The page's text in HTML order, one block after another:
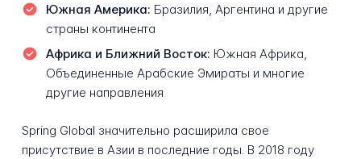
Южная Америка: Бразилия, Аргентина и другие
страны континента
Африка и Ближний Восток: Южная Африка,
Объединенные Арабские Эмираты и многие
другие направления
Spring Global значительно расширила свое
присутствие в Азии в последние годы. В 2018 году